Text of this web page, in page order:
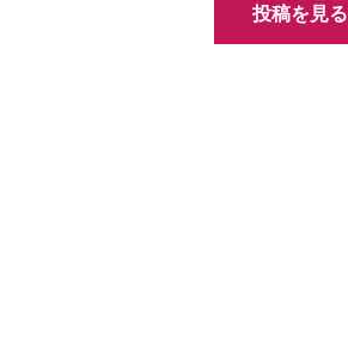
投稿を見る